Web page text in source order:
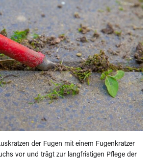
der Fugen mit einem Fugenkratzer
vor und trägt zur langfristigen Pflege der